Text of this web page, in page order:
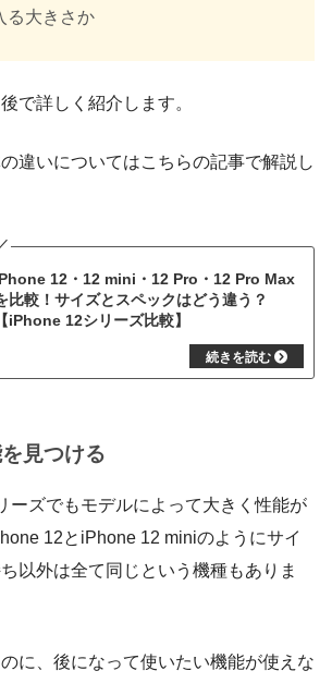
る大きさか
で詳しく紹介します。
違いについてはこちらの記事で解説し
12・12 mini・12 Pro・12 Pro Max
比較！サイズとスペックはどう違う？
【iPhone 12シリーズ比較】
見つける
ーズでもモデルによって大きく性能が
12とiPhone 12 miniのようにサイ
以外は全て同じという機種もありま
に、後になって使いたい機能が使えな